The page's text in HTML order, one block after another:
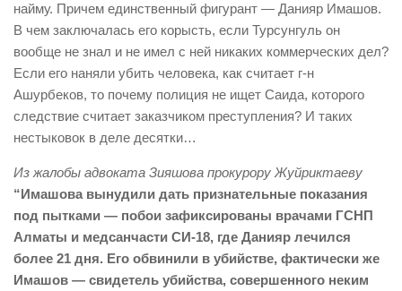
найму. Причем единственный фигурант — Данияр Имашов.
В чем заключалась его корысть, если Турсунгуль он
вообще не знал и не имел с ней никаких коммерческих дел?
Если его наняли убить человека, как считает г-н
Ашурбеков, то почему полиция не ищет Саида, которого
следствие считает заказчиком преступления? И таких
нестыковок в деле десятки…
Из жалобы адвоката Зияшова прокурору Жуйриктаеву
“Имашова вынудили дать признательные показания
под пытками — побои зафиксированы врачами ГСНП
Алматы и медсанчасти СИ-18, где Данияр лечился
более 21 дня. Его обвинили в убийстве, фактически же
Имашов — свидетель убийства, совершенного неким